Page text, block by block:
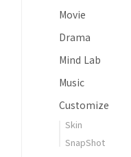
Movie
Drama
Mind Lab
Music
Customize
Skin
SnapShot